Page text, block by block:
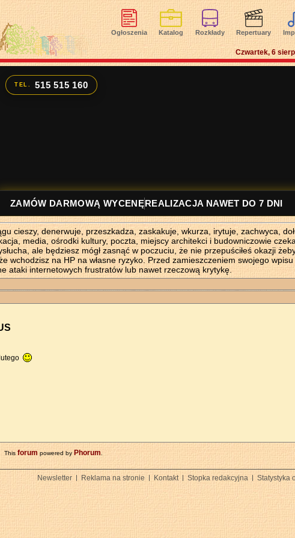
Ogłoszenia Katalog Rozkłady Repertuary
Czwartek, 6
cieszy, denerwuje, przeszkadza, zaskakuje, wkurza, irytuje, zachwyca,
media, ośrodki kultury, poczta, miejscy architekci i budowniczowie
ale będziesz mógł zasnąć w poczuciu, że nie przepuściłeś okazji
na HP na własne ryzyko. Przed zamieszczeniem swojego
ataki internetowych frustratów lub nawet rzeczową krytykę.
This forum powered by Phorum
Newsletter Reklama na stronie Kontakt Stopka redakcyjna Statystyka